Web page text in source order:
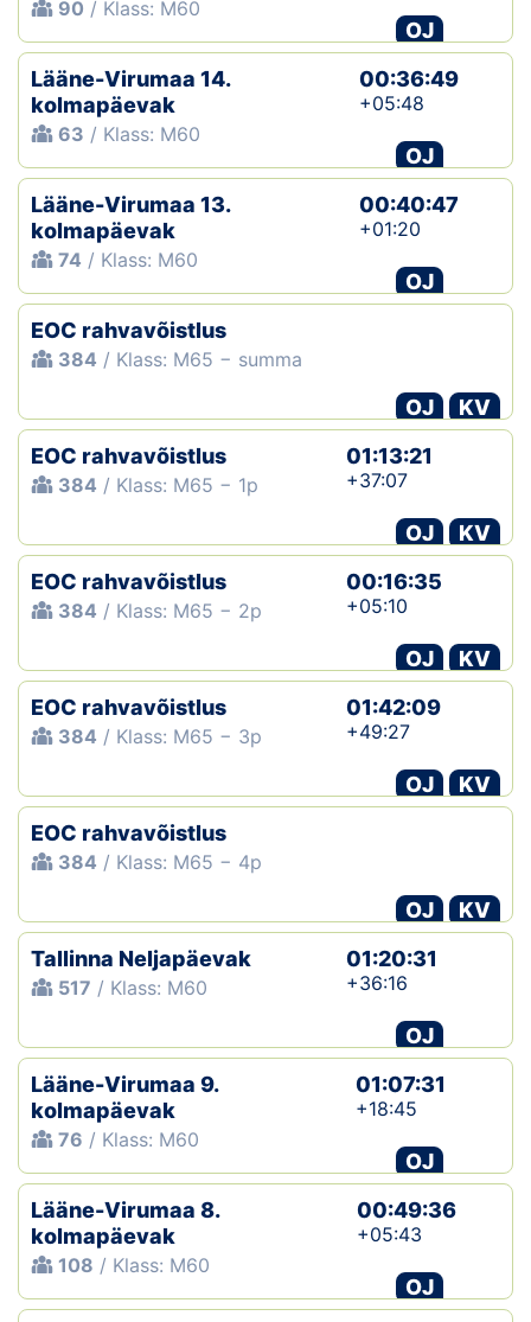
90 / Klass: M60
OJ
Lääne-Virumaa 14.
kolmapäevak
63 / Klass: M60
00:36:49
+05:48
OJ
Lääne-Virumaa 13.
kolmapäevak
74 / Klass: M60
00:40:47
+01:20
OJ
EOC rahvavõistlus
384 / Klass: M65 − summa
OJ
KV
EOC rahvavõistlus
384 / Klass: M65 − 1p
01:13:21
+37:07
OJ
KV
EOC rahvavõistlus
384 / Klass: M65 − 2p
00:16:35
+05:10
OJ
KV
EOC rahvavõistlus
384 / Klass: M65 − 3p
01:42:09
+49:27
OJ
KV
EOC rahvavõistlus
384 / Klass: M65 − 4p
OJ
KV
Tallinna Neljapäevak
517 / Klass: M60
01:20:31
+36:16
OJ
Lääne-Virumaa 9.
kolmapäevak
76 / Klass: M60
01:07:31
+18:45
OJ
Lääne-Virumaa 8.
kolmapäevak
108 / Klass: M60
00:49:36
+05:43
OJ